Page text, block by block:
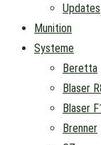
Updates
Munition
Systeme
Beretta
Blaser
Blaser
Brenner